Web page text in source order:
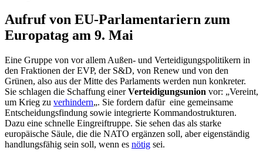
Aufruf von EU-Parlamentariern zum
Europatag am 9. Mai
Eine Gruppe von vor allem Außen- und Verteidigungspolitikern in
den Fraktionen der EVP, der S&D, von Renew und von den
Grünen, also aus der Mitte des Parlaments werden nun konkreter.
Sie schlagen die Schaffung einerVerteidigungsunion vor: „Vereint,
um Krieg zu verhindern„. Sie fordern dafür eine gemeinsame
Entscheidungsfindung sowie integrierte Kommandostrukturen.
Dazu eine schnelle Eingreiftruppe. Sie sehen das als starke
europäische Säule, die die NATO ergänzen soll, aber eigenständig
handlungsfähig sein soll, wenn es nötig sei.